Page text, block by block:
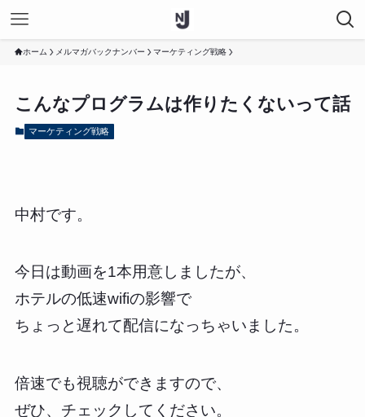
ホーム メルマガバックナンバー マーケティング戦略
こんなプログラムは作りたくないって話
マーケティング戦略
中村です。
今日は動画を1本用意しましたが、
ホテルの低速wifiの影響で
ちょっと遅れて配信になっちゃいました。
倍速でも視聴ができますので、
ぜひ、チェックしてください。